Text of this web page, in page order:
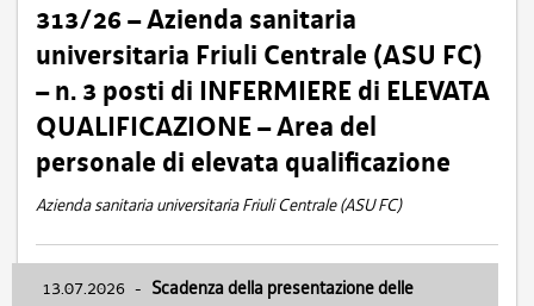
313/26 – Azienda sanitaria
universitaria Friuli Centrale (ASU FC)
– n. 3 posti di INFERMIERE di ELEVATA
QUALIFICAZIONE – Area del
personale di elevata qualificazione
Azienda sanitaria universitaria Friuli Centrale (ASU FC)
13.07.2026 - Scadenza della presentazione delle